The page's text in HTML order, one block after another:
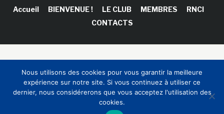
Accueil BIENVENUE ! LE CLUB MEMBRES
RNCI
CONTACTS
Sinapses Conseils
Nous utilisons des cookies pour vous garantir la meilleure
expérience sur notre site. Si vous continuez à utiliser ce
dernier, nous considérerons que vous acceptez l'utilisation des
cookies.